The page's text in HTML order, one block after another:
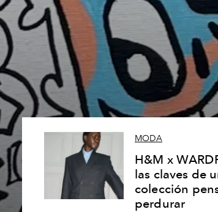
MODA
H&M x
las claves de
colección
perdurar